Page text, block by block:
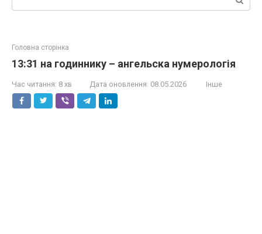
Головна сторінка
13:31 на годиннику – ангельска нумерологія
Час читання: 8 хв Дата оновлення: 08.05.2026 Інше